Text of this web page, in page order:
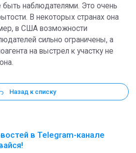
быть наблюдателями. Это очень
В некоторых странах она
в США возможности
сильно ограничены, а
на выстрел к участку не
Назад к списку
в Telegram-канале